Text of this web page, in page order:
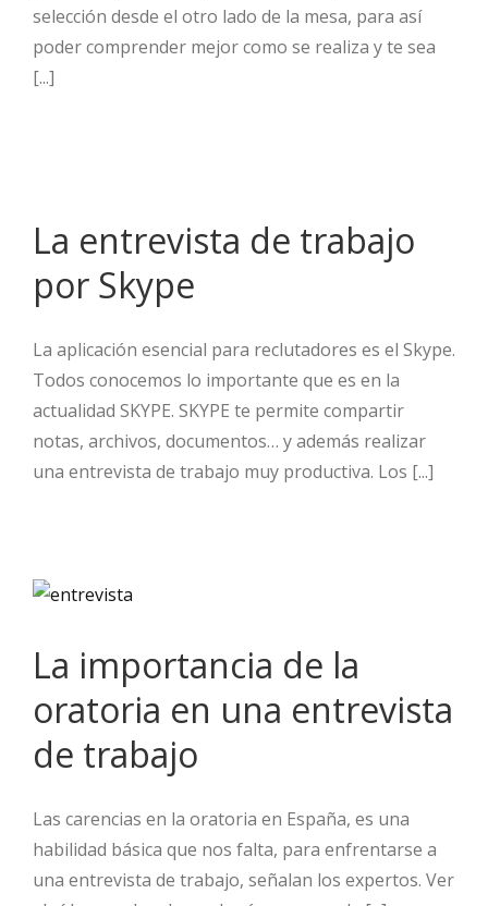
selección desde el otro lado de la mesa, para así
poder comprender mejor como se realiza y te sea
[...]
La entrevista de trabajo
por Skype
La aplicación esencial para reclutadores es el Skype.
Todos conocemos lo importante que es en la
actualidad SKYPE. SKYPE te permite compartir
notas, archivos, documentos… y además realizar
una entrevista de trabajo muy productiva. Los [...]
La importancia de la
oratoria en una entrevista
de trabajo
Las carencias en la oratoria en España, es una
habilidad básica que nos falta, para enfrentarse a
una entrevista de trabajo, señalan los expertos. Ver